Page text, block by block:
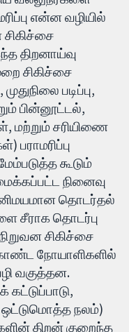
என்ன வழியில்
திறனாய்வு
சிகிச்சை
படிப்பு,
பின்னூட்டல்,
மற்றும் சரியிணை
பராமரிப்பு
கூடும்
நினைவு
தொடர்தல்
சீராக தொடர்பு
சிகிச்சை
நோயாளிகளில்
வகுத்தன.
நலம்)
திறன் குறைந்த